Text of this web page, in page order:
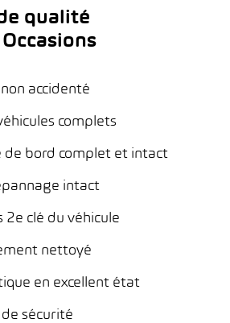
qualité
accidenté
complets
de bord complet et intact
intact
2e clé du véhicule
nettoyé
en excellent état
sécurité